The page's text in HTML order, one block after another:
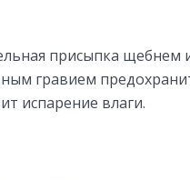
присыпка щебнем
гравием
испарение влаги.